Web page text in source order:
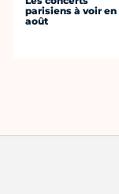
parisiens à voir en
août